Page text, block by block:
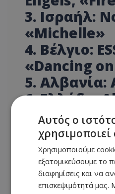
3. Ισραήλ:
«Michelle»
4. Βέλγιο:
«Dancing
5. Αλβανία:
6. Ελλάδα:
«Ferto»
7. Ουκρανία:
«Ridnym»
8.
Goodrem,
Αυτός ο
χρησιμοποιεί
Χρησιμοποιούμε
εξατομικεύσουμε το
διαφημίσεις και να
επισκεψιμότητά μας.